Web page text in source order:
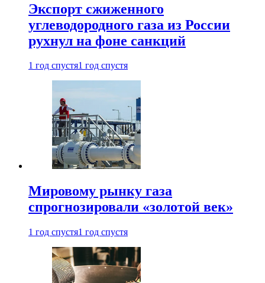
Экспорт сжиженного
углеводородного газа из России
рухнул на фоне санкций
1 год спустя1 год спустя
Мировому рынку газа
спрогнозировали «золотой век»
1 год спустя1 год спустя